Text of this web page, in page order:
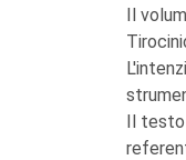
Il
Il testo